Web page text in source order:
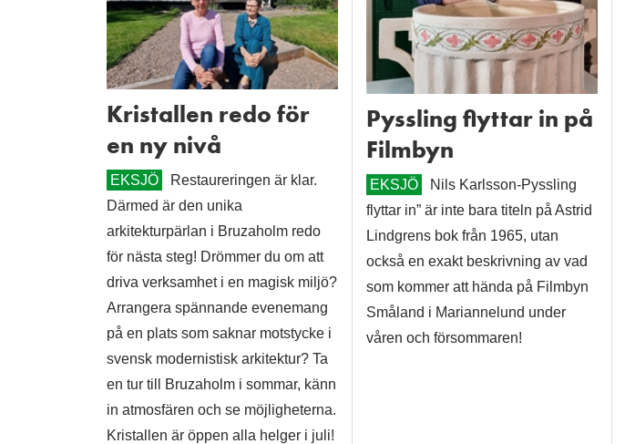
Kristallen redo för
en ny nivå
EKSJÖ
Restaureringen är klar.
Därmed är den unika
arkitekturpärlan i Bruzaholm redo
för nästa steg! Drömmer du om att
driva verksamhet i en magisk miljö?
Arrangera spännande evenemang
på en plats som saknar motstycke i
svensk modernistisk arkitektur? Ta
en tur till Bruzaholm i sommar, känn
in atmosfären och se möjligheterna.
Kristallen är öppen alla helger i juli!
Pyssling flyttar in på
Filmbyn
EKSJÖ
Nils Karlsson-Pyssling
flyttar in” är inte bara titeln på Astrid
Lindgrens bok från 1965, utan
också en exakt beskrivning av vad
som kommer att hända på Filmbyn
Småland i Mariannelund under
våren och försommaren!